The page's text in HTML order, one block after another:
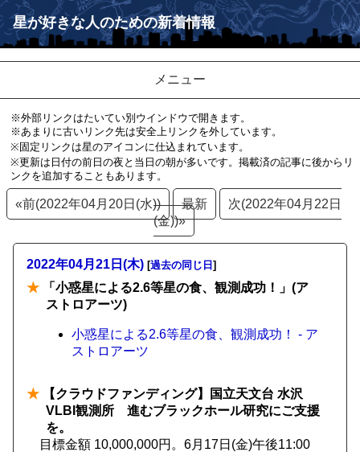
星が好きな人のための新着情報
メニュー
※外部リンクはたいてい別ウインドウで開きます。
※あまりに古いリンク先は安全上リンクを外しています。
※固定リンクは星のアイコンに仕込まれています。
※更新は日付の前日の夜と当日の朝が多いです。掲載済の記事に後からリ
ンクを追加することもあります。
«前(2022年04月20日(水)) 最新
次(2022年04月22日
(金))»
2022年04月21日(木) [過去の同じ日 ]
★ 「小惑星による2.6等星の食、観測成功！」(ア
ストロアーツ)
小惑星による2.6等星の食、観測成功！ - ア
ストロアーツ
★ 【クラウドファンディング】国立天文台 水沢
VLBI観測所 進むブラックホール研究にご支援
を。
目標金額 10,000,000円。6月17日(金)午後11:00